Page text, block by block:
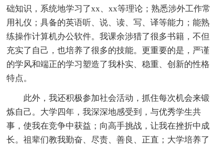
础知识，系统地学习了xx、xx等理论；熟悉涉外工作常
用礼仪；具备的英语听、说、读、写、译等能力；能熟
练操作计算机办公软件。我课余涉猎了很多书籍，不但
充实了自己，也培养了很多的技能。更重要的是，严谨
的学风和端正的学习塑造了我朴实、稳重、创新的性格
特点。
此外，我还积极参加社会活动，抓住每次机会来锻
炼自己。大学四年，我深深地感受到，与优秀学生共
事，使我在竞争中获益；向高手挑战，让我在挫折中成
长。祖辈们教我勤奋、尽责、善良、正直；大学培养了